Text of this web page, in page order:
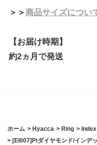
＞＞商品サイズについ
【お届け時期】
約2ヵ月で発送
ホーム > Hyacca > Ring >
> [EI007]Ptダイヤモンド/インデ